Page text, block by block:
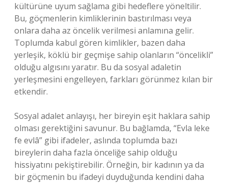
kültürüne uyum sağlama gibi hedeflere yöneltilir.
Bu, göçmenlerin kimliklerinin bastırılması veya
onlara daha az öncelik verilmesi anlamına gelir.
Toplumda kabul gören kimlikler, bazen daha
yerleşik, köklü bir geçmişe sahip olanların “öncelikli”
olduğu algısını yaratır. Bu da sosyal adaletin
yerleşmesini engelleyen, farkları görünmez kılan bir
etkendir.
Sosyal adalet anlayışı, her bireyin eşit haklara sahip
olması gerektiğini savunur. Bu bağlamda, “Evla leke
fe evlâ” gibi ifadeler, aslında toplumda bazı
bireylerin daha fazla önceliğe sahip olduğu
hissiyatını pekiştirebilir. Örneğin, bir kadının ya da
bir göçmenin bu ifadeyi duyduğunda kendini daha